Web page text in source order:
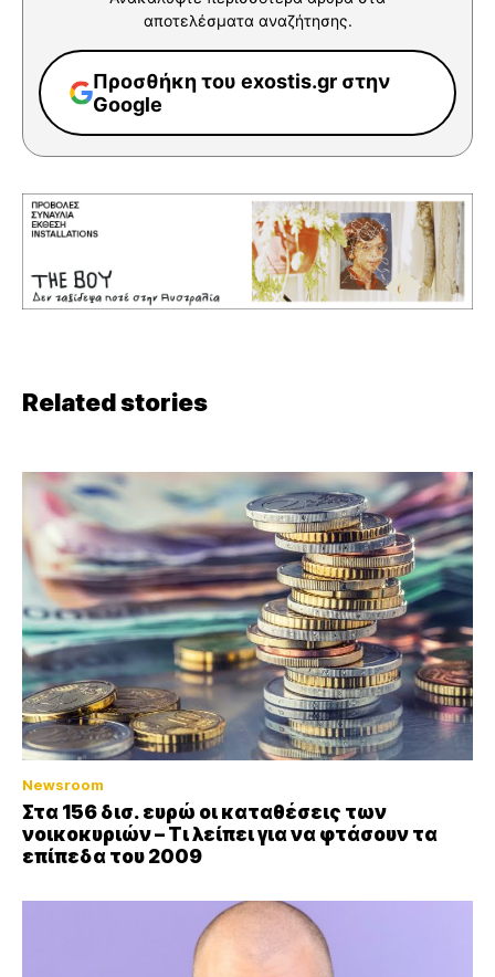
αποτελέσματα αναζήτησης.
Προσθήκη του exostis.gr στην
Google
Related stories
Newsroom
Στα 156 δισ. ευρώ οι καταθέσεις των
νοικοκυριών – Τι λείπει για να φτάσουν τα
επίπεδα του 2009